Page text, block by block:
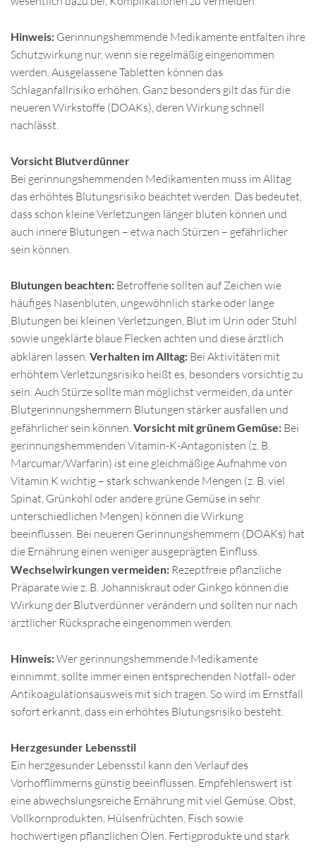
Hinweis: Gerinnungshemmende Medikamente entfalten ihre
Schutzwirkung nur, wenn sie regelmäßig eingenommen
werden. Ausgelassene Tabletten können das
Schlaganfallrisiko erhöhen. Ganz besonders gilt das für die
neueren Wirkstoffe (DOAKs), deren Wirkung schnell
nachlässt.
Vorsicht Blutverdünner
Bei gerinnungshemmenden Medikamenten muss im Alltag
das erhöhtes Blutungsrisiko beachtet werden. Das bedeutet,
dass schon kleine Verletzungen länger bluten können und
auch innere Blutungen – etwa nach Stürzen – gefährlicher
sein können.
Blutungen beachten: Betroffene sollten auf Zeichen wie
häufiges Nasenbluten, ungewöhnlich starke oder lange
Blutungen bei kleinen Verletzungen, Blut im Urin oder Stuhl
sowie ungeklärte blaue Flecken achten und diese ärztlich
abklären lassen.Verhalten im Alltag: Bei Aktivitäten mit
erhöhtem Verletzungsrisiko heißt es, besonders vorsichtig zu
sein. Auch Stürze sollte man möglichst vermeiden, da unter
Blutgerinnungshemmern Blutungen stärker ausfallen und
gefährlicher sein können.Vorsicht mit grünem Gemüse: Bei
gerinnungshemmenden Vitamin-K-Antagonisten (z. B.
Marcumar/Warfarin) ist eine gleichmäßige Aufnahme von
Vitamin K wichtig – stark schwankende Mengen (z. B. viel
Spinat, Grünkohl oder andere grüne Gemüse in sehr
unterschiedlichen Mengen) können die Wirkung
beeinflussen. Bei neueren Gerinnungshemmern (DOAKs) hat
die Ernährung einen weniger ausgeprägten Einfluss.
Wechselwirkungen vermeiden: Rezeptfreie pflanzliche
Präparate wie z. B. Johanniskraut oder Ginkgo können die
Wirkung der Blutverdünner verändern und sollten nur nach
ärztlicher Rücksprache eingenommen werden.
Hinweis:Wer gerinnungshemmende Medikamente
einnimmt, sollte immer einen entsprechenden Notfall- oder
Antikoagulationsausweis mit sich tragen. So wird im Ernstfall
sofort erkannt, dass ein erhöhtes Blutungsrisiko besteht.
Herzgesunder Lebensstil
Ein herzgesunder Lebensstil kann den Verlauf des
Vorhofflimmerns günstig beeinflussen. Empfehlenswert ist
eine abwechslungsreiche Ernährung mit viel Gemüse, Obst,
Vollkornprodukten, Hülsenfrüchten, Fisch sowie
hochwertigen pflanzlichen Ölen. Fertigprodukte und stark